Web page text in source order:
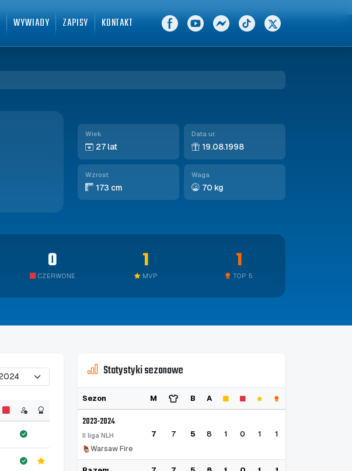
WYWIADY ZAPISY KONTAKT
Wiek
27 lat
Data ur.
19.08.1998
Wzrost
173 cm
Waga
70 kg
0
CZERWONE
1
MVP
1
TOP 5
Statystyki sezonowe
Sezon M B A
2023-2024
II liga NLH
Warsaw Fire
7 7 5 8 1 0 1 1